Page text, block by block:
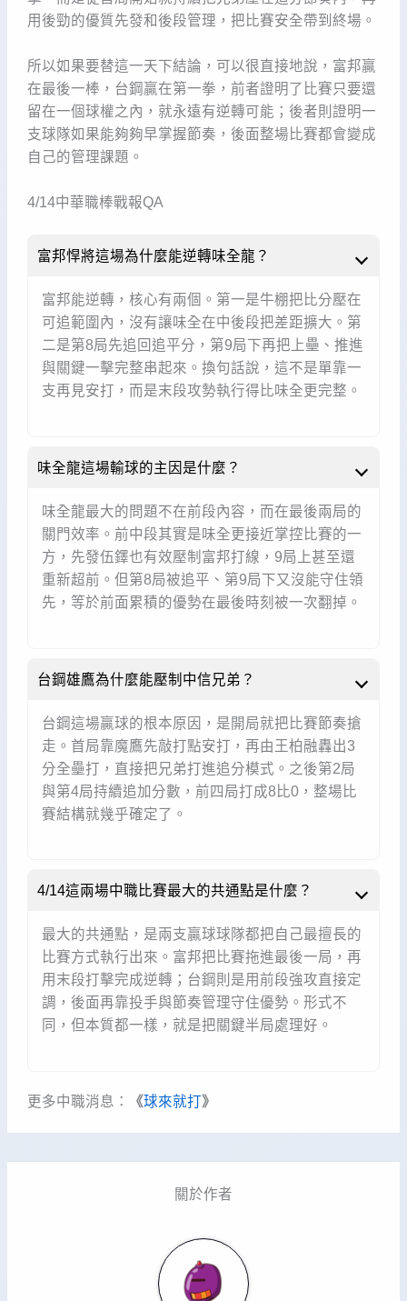
用後勁的優質先發和後段管理，把比賽安全帶到終場。
所以如果要替這一天下結論，可以很直接地說，富邦贏
在最後一棒，台鋼贏在第一拳，前者證明了比賽只要還
留在一個球權之內，就永遠有逆轉可能；後者則證明一
支球隊如果能夠夠早掌握節奏，後面整場比賽都會變成
自己的管理課題。
4/14中華職棒戰報QA
富邦悍將這場為什麼能逆轉味全龍？
富邦能逆轉，核心有兩個。第一是牛棚把比分壓在
可追範圍內，沒有讓味全在中後段把差距擴大。第
二是第8局先追回追平分，第9局下再把上壘、推進
與關鍵一擊完整串起來。換句話說，這不是單靠一
支再見安打，而是末段攻勢執行得比味全更完整。
味全龍這場輸球的主因是什麼？
味全龍最大的問題不在前段內容，而在最後兩局的
關門效率。前中段其實是味全更接近掌控比賽的一
方，先發伍鐸也有效壓制富邦打線，9局上甚至還
重新超前。但第8局被追平、第9局下又沒能守住領
先，等於前面累積的優勢在最後時刻被一次翻掉。
台鋼雄鷹為什麼能壓制中信兄弟？
台鋼這場贏球的根本原因，是開局就把比賽節奏搶
走。首局靠魔鷹先敲打點安打，再由王柏融轟出3
分全壘打，直接把兄弟打進追分模式。之後第2局
與第4局持續追加分數，前四局打成8比0，整場比
賽結構就幾乎確定了。
4/14這兩場中職比賽最大的共通點是什麼？
最大的共通點，是兩支贏球球隊都把自己最擅長的
比賽方式執行出來。富邦把比賽拖進最後一局，再
用末段打擊完成逆轉；台鋼則是用前段強攻直接定
調，後面再靠投手與節奏管理守住優勢。形式不
同，但本質都一樣，就是把關鍵半局處理好。
更多中職消息： 《球來就打》
關於作者